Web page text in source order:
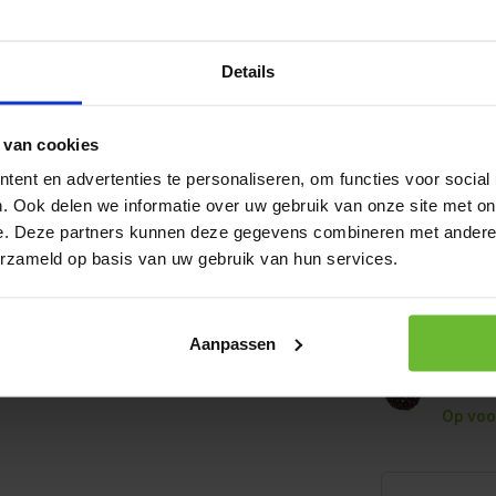
Details
cookies
en advertenties te personaliseren, om functies voor social
Ook delen we informatie over uw gebruik van onze site met
Deze partners kunnen deze gegevens combineren met
op basis van uw gebruik van hun services.
Aanpassen
nuance toevoegen. Een
voor koude dagen of
sinaasappelolie en
diepgang en een heerlijk
warm kopje thee of
Wilde Appeltjes Thee
Op
verzonden.
Op
1 kilo
Op